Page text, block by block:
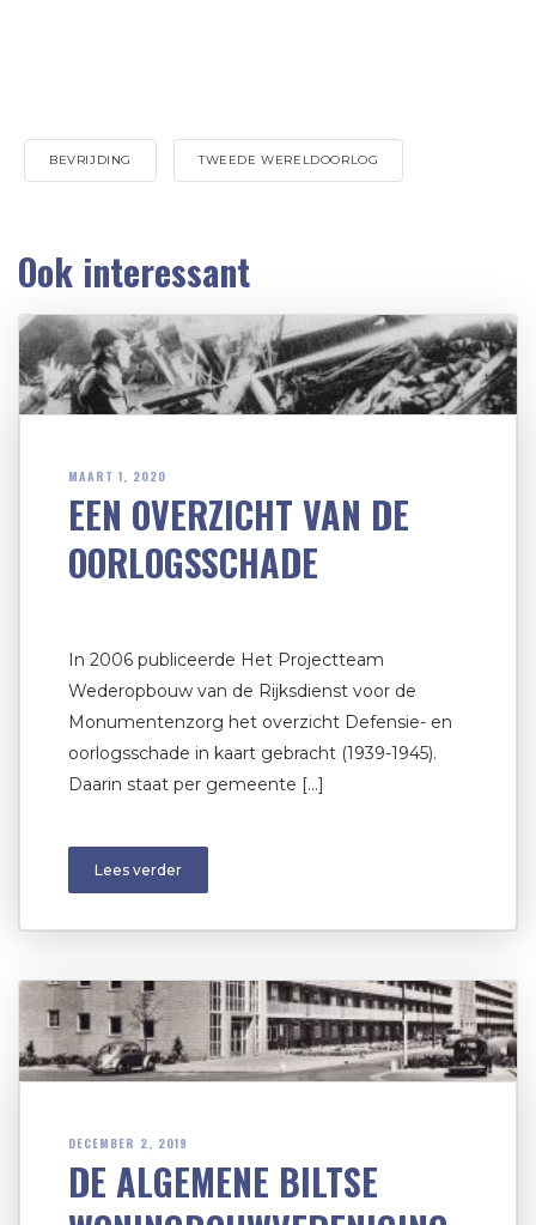
BEVRIJDING TWEEDE WERELDOORLOG
Ook interessant
MAART 1, 2020
EEN OVERZICHT VAN DE
OORLOGSSCHADE
In 2006 publiceerde Het Projectteam
Wederopbouw van de Rijksdienst voor de
Monumentenzorg het overzicht Defensie- en
oorlogsschade in kaart gebracht (1939-1945).
Daarin staat per gemeente […]
Lees verder
DECEMBER 2, 2019
DE ALGEMENE BILTSE